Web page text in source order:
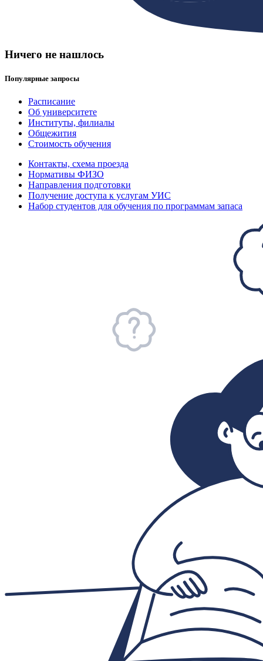
Ничего не нашлось
Популярные запросы
Расписание
Об университете
Институты, филиалы
Общежития
Стоимость обучения
Контакты, схема проезда
Нормативы ФИЗО
Направления подготовки
Получение доступа к услугам УИС
Набор студентов для обучения по программам запаса